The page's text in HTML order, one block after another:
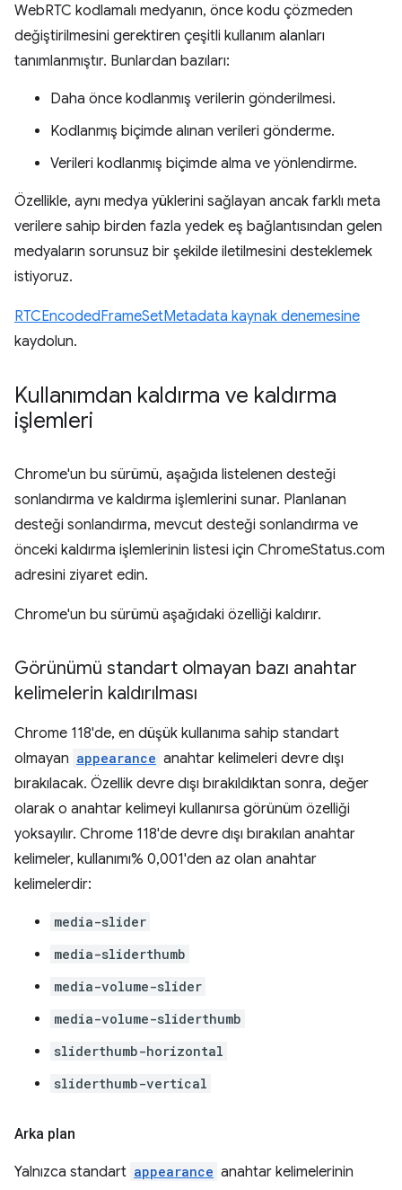
WebRTC kodlamalı medyanın, önce kodu çözmeden
değiştirilmesini gerektiren çeşitli kullanım alanları
tanımlanmıştır. Bunlardan bazıları:
Daha önce kodlanmış verilerin gönderilmesi.
Kodlanmış biçimde alınan verileri gönderme.
Verileri kodlanmış biçimde alma ve yönlendirme.
Özellikle, aynı medya yüklerini sağlayan ancak farklı meta
verilere sahip birden fazla yedek eş bağlantısından gelen
medyaların sorunsuz bir şekilde iletilmesini desteklemek
istiyoruz.
RTCEncodedFrameSetMetadata kaynak denemesine
kaydolun.
Kullanımdan kaldırma ve kaldırma
işlemleri
Chrome'un bu sürümü, aşağıda listelenen desteği
sonlandırma ve kaldırma işlemlerini sunar. Planlanan
desteği sonlandırma, mevcut desteği sonlandırma ve
önceki kaldırma işlemlerinin listesi için ChromeStatus.com
adresini ziyaret edin.
Chrome'un bu sürümü aşağıdaki özelliği kaldırır.
Görünümü standart olmayan bazı anahtar
kelimelerin kaldırılması
Chrome 118'de, en düşük kullanıma sahip standart
olmayan appearance anahtar kelimeleri devre dışı
bırakılacak. Özellik devre dışı bırakıldıktan sonra, değer
olarak o anahtar kelimeyi kullanırsa görünüm özelliği
yoksayılır. Chrome 118'de devre dışı bırakılan anahtar
kelimeler, kullanımı% 0,001'den az olan anahtar
kelimelerdir:
media-slider
media-sliderthumb
media-volume-slider
media-volume-sliderthumb
sliderthumb-horizontal
sliderthumb-vertical
Arka plan
Yalnızca standart appearance anahtar kelimelerinin